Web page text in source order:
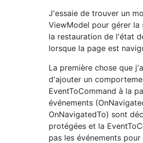
J'essaie de trouver un
ViewModel pour gérer la
la restauration de l'état
lorsque la page est
La première chose que
d'ajouter un
EventToCommand à la
événements
OnNavigatedTo) sont
protégées et la
pas les événements